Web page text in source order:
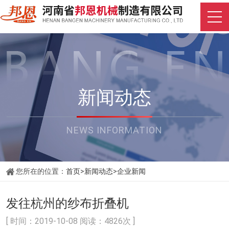
新闻动态
NEWS INFORMATION
您所在的位置： 首页>新闻动态>企业新闻
发往杭州的纱布折叠机
[ 时间：2019-10-08 阅读：4826次 ]